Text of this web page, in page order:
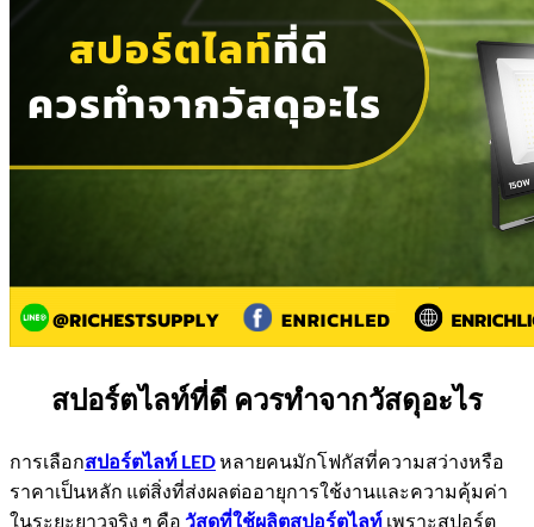
สปอร์ตไลท์ที่ดี ควรทำจากวัสดุอะไร
การเลือกสปอร์ตไลท์ LEDหลายคนมักโฟกัสที่ความสว่างหรือ
ราคาเป็นหลัก แต่สิ่งที่ส่งผลต่ออายุการใช้งานและความคุ้มค่า
ในระยะยาวจริง ๆ คือ วัสดุที่ใช้ผลิตสปอร์ตไลท์ เพราะสปอร์ต